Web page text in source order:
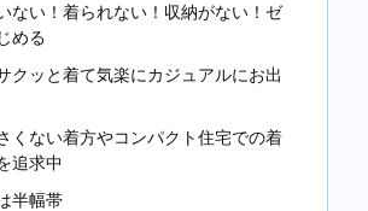
ない！着られない！収納がない！ゼ
める
クッと着て気楽にカジュアルにお出
くない着方やコンパクト住宅での着
追求中
半幅帯